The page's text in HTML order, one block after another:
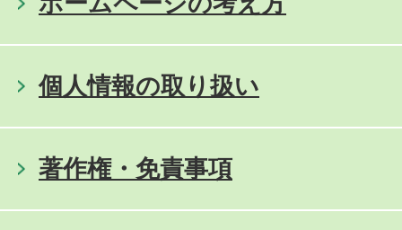
個人情報の取り扱い
著作権・免責事項